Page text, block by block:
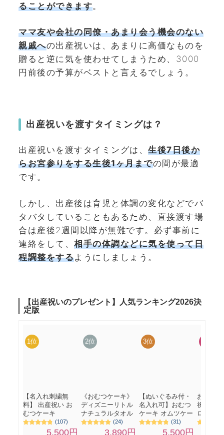
ることができます。
ママ友や会社の同僚・あまり会う機会のない
親戚への出産祝いは、あまりに高価なものを
贈ると逆に気を使わせてしまうため、3000
円前後の予算がベストと言えるでしょう。
出産祝いを渡すタイミングは？
出産祝いを渡すタイミングは、 生後7日後か
らお宮参りをする生後1ヶ月までの間が最適
です。
しかし、出産後は育児と体調の変化などでバ
タバタしていることもあるため、直接渡す場
合は産後2週間以降が無難です。必ず事前に
連絡をして、 相手の体調などに気を使って日
程調整をするようにしましょう。